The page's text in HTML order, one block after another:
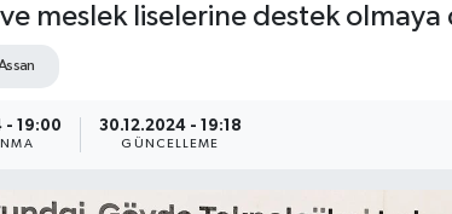
meslek liselerine destek olmaya
- 19:00 30.12.2024 - 19:18
GÜNCELLEME